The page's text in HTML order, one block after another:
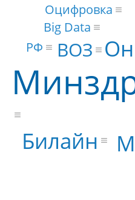
Билайн
ВОЗ
Big Data
Оцифровка
РФ